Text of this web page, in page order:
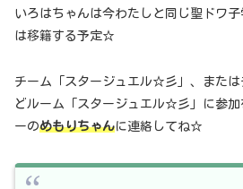
いろはちゃんは今わたしと同じ聖ドワ
は移籍する予定☆
チーム「スタージュエル☆彡」、また
どルーム「スタージュエル☆彡」に参
ーのめもりちゃんに連絡してね☆